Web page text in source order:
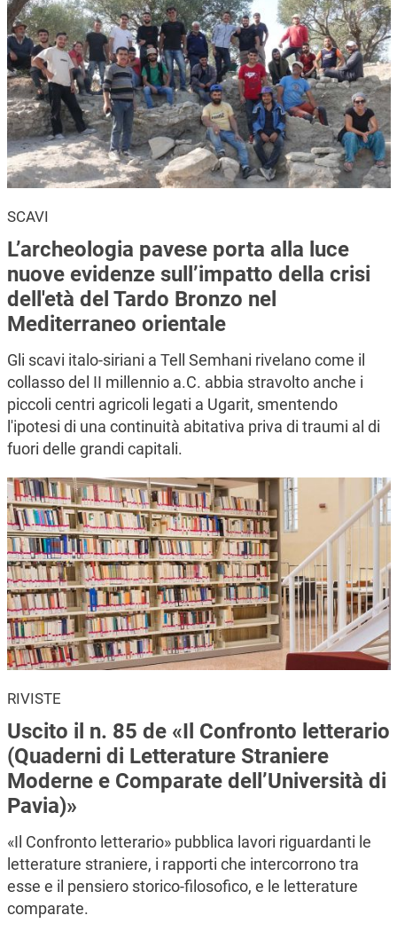
SCAVI
L’archeologia pavese porta alla luce
nuove evidenze sull’impatto della crisi
dell'età del Tardo Bronzo nel
Mediterraneo orientale
Gli scavi italo-siriani a Tell Semhani rivelano come il
collasso del II millennio a.C. abbia stravolto anche i
piccoli centri agricoli legati a Ugarit, smentendo
l'ipotesi di una continuità abitativa priva di traumi al di
fuori delle grandi capitali.
RIVISTE
Uscito il n. 85 de «Il Confronto letterario
(Quaderni di Letterature Straniere
Moderne e Comparate dell’Università di
Pavia)»
«Il Confronto letterario» pubblica lavori riguardanti le
letterature straniere, i rapporti che intercorrono tra
esse e il pensiero storico-filosofico, e le letterature
comparate.